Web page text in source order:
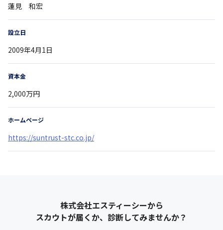
蓮見 和宏
設立日
2009年4月1日
資本金
2,000万円
ホームページ
https://suntrust-stc.co.jp/
株式会社エスティーシーから
スカウトが届くか、診断してみませんか？